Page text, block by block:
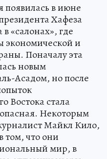
в июне
Хафеза
«салонах», где
экономической и
Поначалу эта
новым
Асадом, но после
Востока стала
Некоторым
Майкл Кило,
том, что они
мир, в